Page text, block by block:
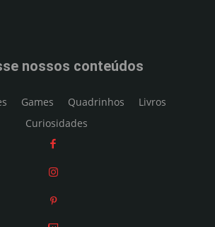
nossos conteúdos
Games Quadrinhos
Livros
Curiosidades